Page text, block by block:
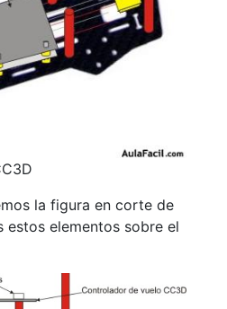
la figura en corte de
elementos sobre el